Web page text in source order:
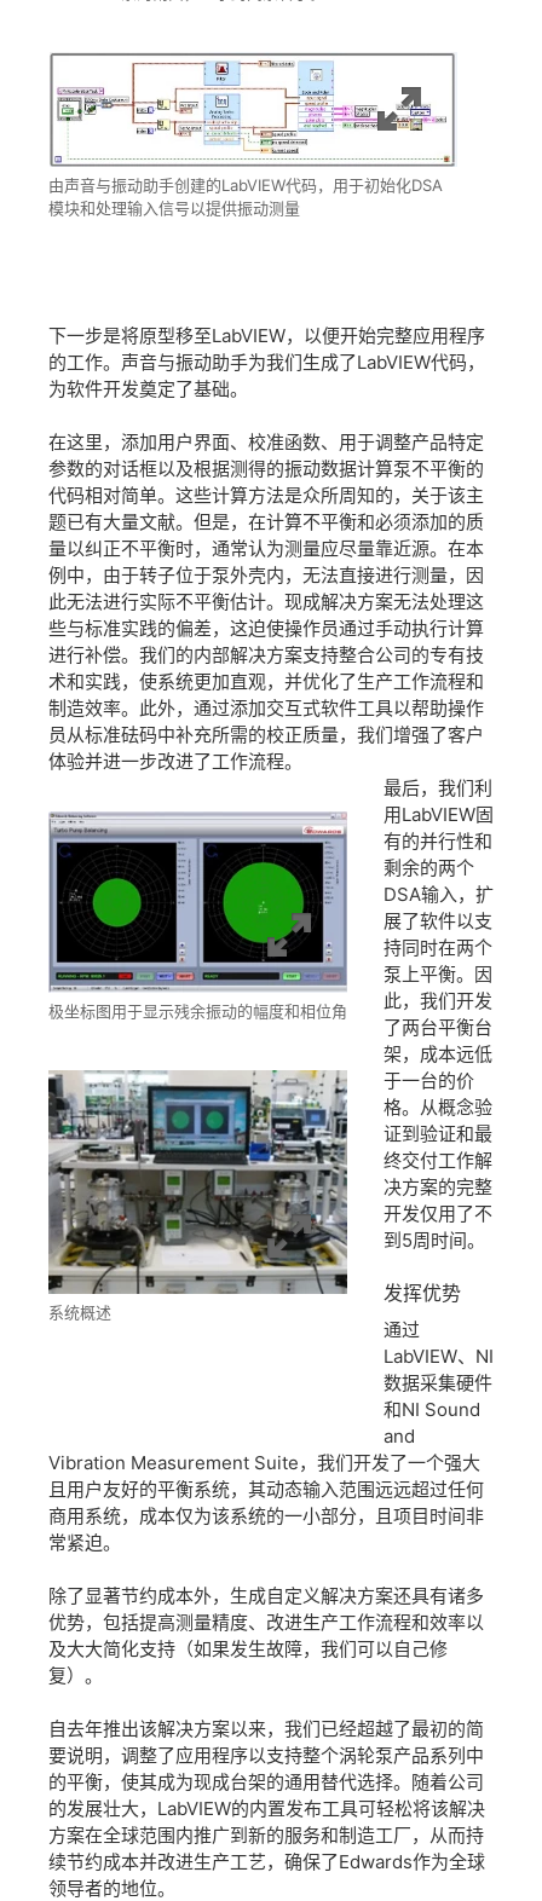
由声音与振动助手创建的LabVIEW代码，用于初始化DSA
模块和处理输入信号以提供振动测量
下一步是将原型移至LabVIEW，以便开始完整应用程序
的工作。声音与振动助手为我们生成了LabVIEW代码，
为软件开发奠定了基础。
在这里，添加用户界面、校准函数、用于调整产品特定
参数的对话框以及根据测得的振动数据计算泵不平衡的
代码相对简单。这些计算方法是众所周知的，关于该主
题已有大量文献。但是，在计算不平衡和必须添加的质
量以纠正不平衡时，通常认为测量应尽量靠近源。在本
例中，由于转子位于泵外壳内，无法直接进行测量，因
此无法进行实际不平衡估计。现成解决方案无法处理这
些与标准实践的偏差，这迫使操作员通过手动执行计算
进行补偿。我们的内部解决方案支持整合公司的专有技
术和实践，使系统更加直观，并优化了生产工作流程和
制造效率。此外，通过添加交互式软件工具以帮助操作
员从标准砝码中补充所需的校正质量，我们增强了客户
体验并进一步改进了工作流程。
极坐标图用于显示残余振动的幅度和相位角
系统概述
最后，我们利
用LabVIEW固
有的并行性和
剩余的两个
DSA输入，扩
展了软件以支
持同时在两个
泵上平衡。因
此，我们开发
了两台平衡台
架，成本远低
于一台的价
格。从概念验
证到验证和最
终交付工作解
决方案的完整
开发仅用了不
到5周时间。
发挥优势
通过
LabVIEW、NI
数据采集硬件
和NI Sound
and
Vibration Measurement Suite，我们开发了一个强大
且用户友好的平衡系统，其动态输入范围远远超过任何
商用系统，成本仅为该系统的一小部分，且项目时间非
常紧迫。
除了显著节约成本外，生成自定义解决方案还具有诸多
优势，包括提高测量精度、改进生产工作流程和效率以
及大大简化支持（如果发生故障，我们可以自己修
复）。
自去年推出该解决方案以来，我们已经超越了最初的简
要说明，调整了应用程序以支持整个涡轮泵产品系列中
的平衡，使其成为现成台架的通用替代选择。随着公司
的发展壮大，LabVIEW的内置发布工具可轻松将该解决
方案在全球范围内推广到新的服务和制造工厂，从而持
续节约成本并改进生产工艺，确保了Edwards作为全球
领导者的地位。